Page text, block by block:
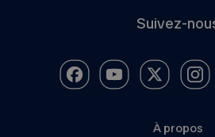
Suivez-
À propos